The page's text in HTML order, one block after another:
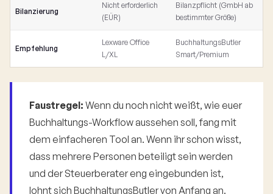
Bilanzierung
Nicht erforderlich
(EÜR)
Bilanzpflicht (GmbH ab
bestimmter Größe)
Empfehlung
Lexware Office
L/XL
BuchhaltungsButler
Smart/Premium
Faustregel: Wenn du noch nicht weißt, wie euer
Buchhaltungs-Workflow aussehen soll, fang mit
dem einfacheren Tool an. Wenn ihr schon wisst,
dass mehrere Personen beteiligt sein werden
und der Steuerberater eng eingebunden ist,
lohnt sich BuchhaltungsButler von Anfang an.